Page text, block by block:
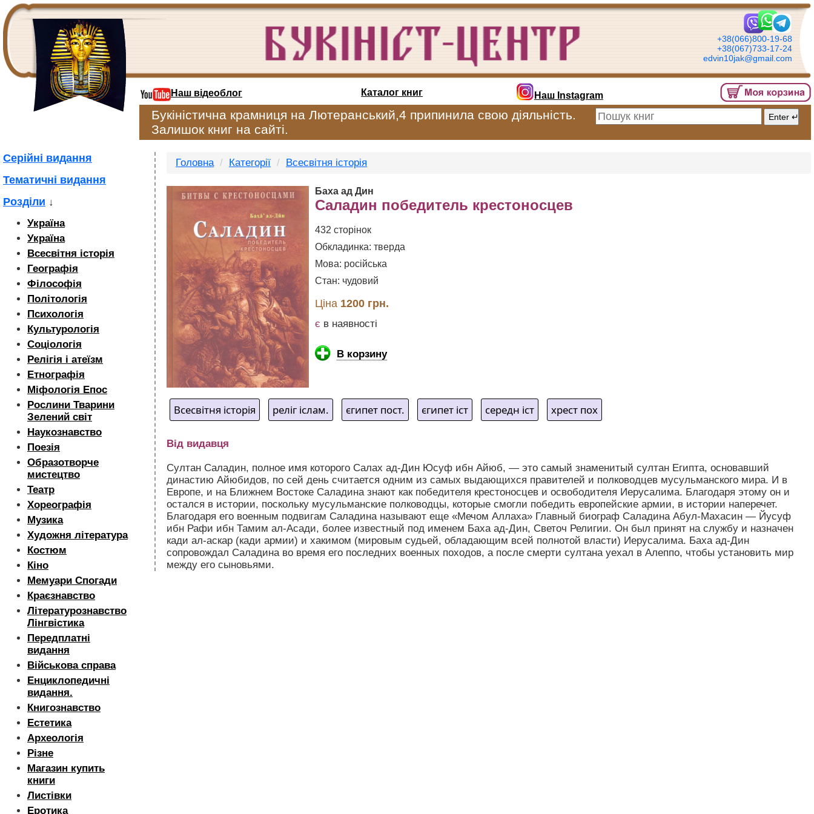
+38(066)800-19-68
+38(067)733-17-24
edvin10jak@gmail.com
Наш відеоблог Каталог книг Наш Instagram
Букіністична крамниця на Лютеранський,4 припинила свою діяльність.
Залишок книг на сайті.
Серійні видання
Тематичні видання
Розділи ↓
Україна
Україна
Всесвітня історія
Географія
Філософія
Політологія
Психологія
Культурологія
Соціологія
Релігія і атеїзм
Етнографія
Міфологія Епос
Рослини Тварини
Зелений світ
Наукознавство
Поезія
Образотворче
мистецтво
Театр
Хореографія
Музика
Художня література
Костюм
Кіно
Мемуари Спогади
Краєзнавство
Літературознавство
Лінгвістика
Передплатні
видання
Військова справа
Енциклопедичні
видання.
Книгознавство
Естетика
Археологія
Різне
Магазин купить
книги
Листівки
Еротика
Головна Категорії Всесвітня історія
Баха ад Дин
Саладин победитель крестоносцев
432 сторінок
Обкладинка: тверда
Мова: російська
Стан: чудовий
Ціна 1200 грн.
є в наявності
В корзину
Всесвітня історія реліг іслам. єгипет пост. єгипет іст середн іст хрест пох
Від видавця
Султан Саладин, полное имя которого Салах ад-Дин Юсуф ибн Айюб, — это самый знаменитый султан Египта, основавший
династию Айюбидов, по сей день считается одним из самых выдающихся правителей и полководцев мусульманского мира. И в
Европе, и на Ближнем Востоке Саладина знают как победителя крестоносцев и освободителя Иерусалима. Благодаря этому он и
остался в истории, поскольку мусульманские полководцы, которые смогли победить европейские армии, в истории наперечет.
Благодаря его военным подвигам Саладина называют еще «Мечом Аллаха» Главный биограф Саладина Абул-Махасин — Йусуф
ибн Рафи ибн Тамим ал-Асади, более известный под именем Баха ад-Дин, Светоч Религии. Он был принят на службу и назначен
кади ал-аскар (кади армии) и хакимом (мировым судьей, обладающим всей полнотой власти) Иерусалима. Баха ад-Дин
сопровождал Саладина во время его последних военных походов, а после смерти султана уехал в Алеппо, чтобы установить мир
между его сыновьями.